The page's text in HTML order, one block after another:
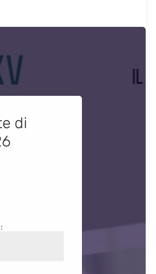
di